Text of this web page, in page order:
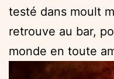
testé dans moult
retrouve au bar,
monde en toute